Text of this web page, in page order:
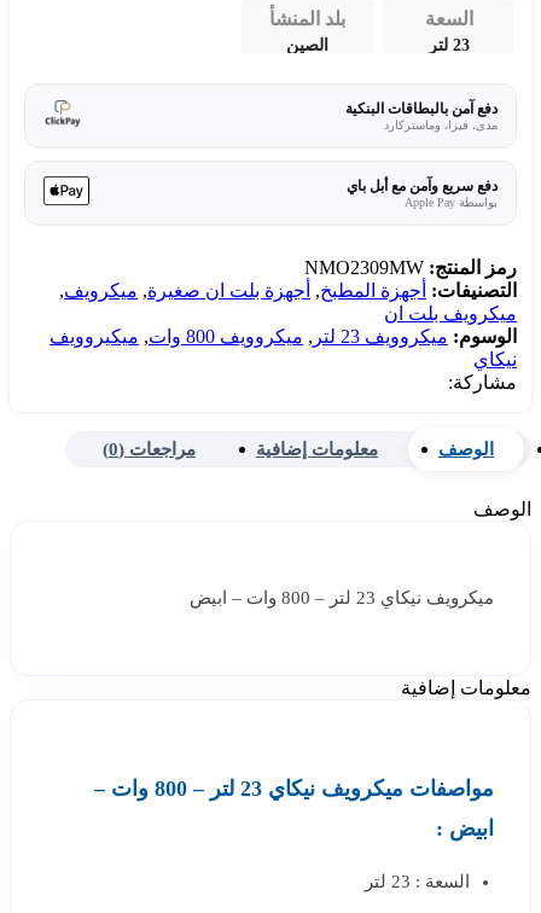
السعة
23 لتر
بلد المنشأ
الصين
دفع آمن بالبطاقات البنكية
مدى، فيزا، وماستركارد
دفع سريع وآمن مع أبل باي
بواسطة Apple Pay
رمز المنتج: NMO2309MW
التصنيفات: أجهزة المطبخ, أجهزة بلت ان صغيرة, ميكرويف,
ميكرويف بلت ان
الوسوم: ميكروويف 23 لتر , ميكروويف 800 وات , ميكيروويف
نيكاي
مشاركة:
الوصف معلومات إضافية مراجعات (0)
الوصف
ميكرويف نيكاي 23 لتر – 800 وات – ابيض
معلومات إضافية
مواصفات ميكرويف نيكاي 23 لتر – 800 وات –
ابيض :
السعة : 23 لتر